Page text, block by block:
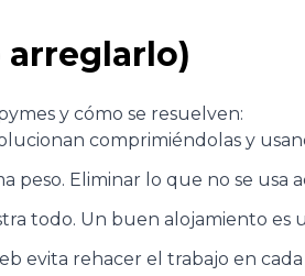
y cómo se resuelven:
comprimiéndolas y
peso. Eliminar lo que no se usa
todo. Un buen alojamiento es
evita rehacer el trabajo en cada